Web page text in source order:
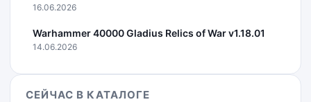
16.06.2026
Warhammer 40000 Gladius Relics of War v1.18.01
14.06.2026
СЕЙЧАС В КАТАЛОГЕ